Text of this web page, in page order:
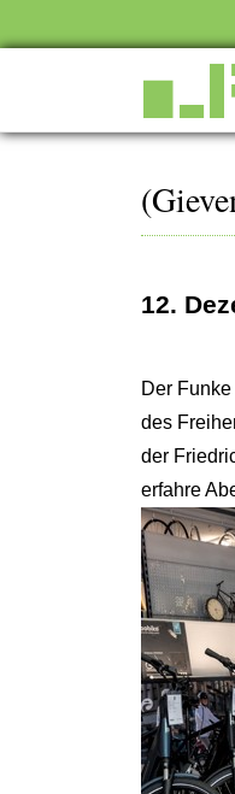
12.
Der
des
der
erfahre